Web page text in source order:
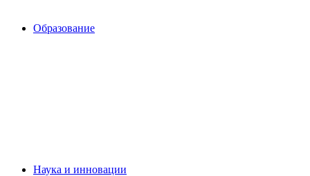
Образование
Наука и инновации